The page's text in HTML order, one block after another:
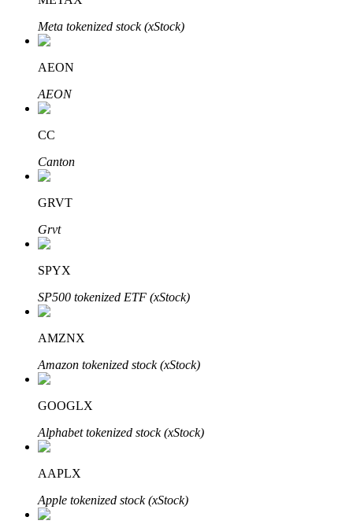
Investasi Otomatis
Raih keuntungan jangka panjang dan kepentingan fleksibel
Bitrue
Mitra Bitrue
Meta tokenized stock (xStock)
AEON
AEON
CC
Canton
GRVT
Grvt
SPYX
SP500 tokenized ETF (xStock)
AMZNX
Amazon tokenized stock (xStock)
GOOGLX
Alphabet tokenized stock (xStock)
AAPLX
Apple tokenized stock (xStock)